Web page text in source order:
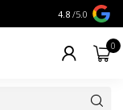
1% pour la
4.8 /5.0
0